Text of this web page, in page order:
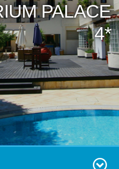
PALACE
4*